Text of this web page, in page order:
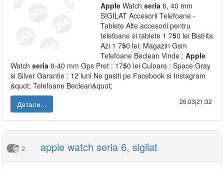
Apple Watch seria 6, 40 mm
SIGILAT Accesorii Telefoane -
Tablete Alte accesorii pentru
telefoane si tablete 1 750 lei Bistrita
Azi 1 750 lei: Magazin Gsm
Telefoane Beclean Vinde : Apple
Watch seria 6-40 mm Gps Pret : 1750 lei Culoare : Space Gray
si Silver Garantie : 12 luni Ne gasiti pe Facebook si Instagram
&quot; Telefoane Beclean&quot;
Детали...
26.03|21:32
2 apple watch seria 6, sigilat